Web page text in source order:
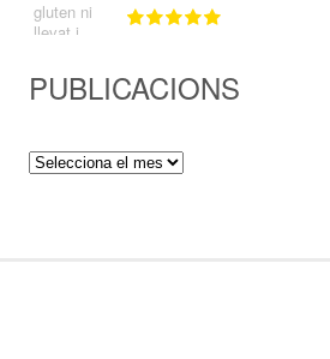
PUBLICACIONS
Publicacions